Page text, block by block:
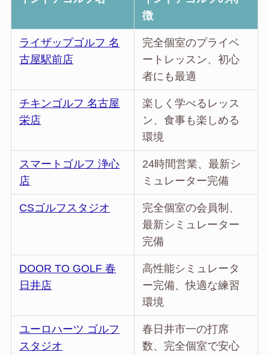
徴
ライザップゴルフ 名
古屋駅前店
完全個室のプライベ
ートレッスン、初心
者にも最適
チキンゴルフ 名古屋
栄店
楽しく学べるレッス
ン、食事も楽しめる
環境
スマートゴルフ 浄心
店
24時間営業、最新シ
ミュレーター完備
CSゴルフスタジオ
完全個室の会員制、
最新シミュレーター
完備
DOOR TO GOLF 春
日井店
高性能シミュレータ
ー完備、快適な練習
環境
ユーロハーツ ゴルフ
スタジオ
春日井市一の打席
数、完全個室で安心